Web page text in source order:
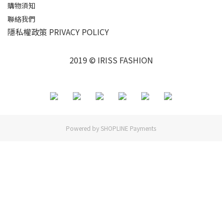
購物須知
聯絡我們
隱私權政策 PRIVACY POLICY
2019 © IRISS FASHION
Powered by SHOPLINE Payments